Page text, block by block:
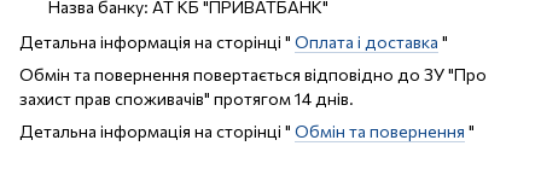
Назва банку: АТ КБ "ПРИВАТБАНК"
Детальна інформація на сторінці " Оплата і доставка "
Обмін та повернення повертається відповідно до ЗУ "Про
захист прав споживачів" протягом 14 днів.
Детальна інформація на сторінці " Обмін та повернення "